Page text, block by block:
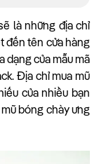
là những địa chỉ
đến tên cửa hàng
dạng của mẫu mã
Địa chỉ mua mũ
của nhiều bạn
bóng chày ưng